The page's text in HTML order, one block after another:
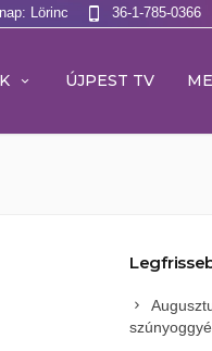
Lörinc 36-1-785-0366
ÚJPEST TV